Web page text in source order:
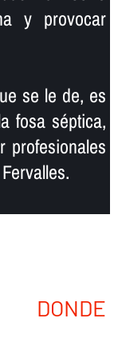
y provocar
se le de, es
fosa séptica,